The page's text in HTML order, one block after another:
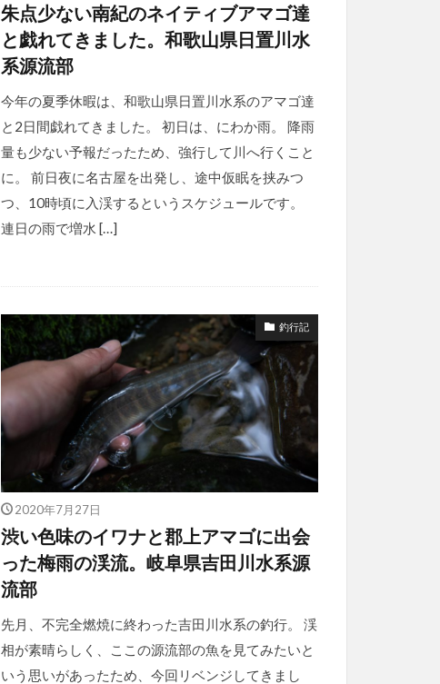
朱点少ない南紀のネイティブアマゴ達
と戯れてきました。和歌山県日置川水
系源流部
今年の夏季休暇は、和歌山県日置川水系のアマゴ達
と2日間戯れてきました。 初日は、にわか雨。 降雨
量も少ない予報だったため、強行して川へ行くこと
に。 前日夜に名古屋を出発し、途中仮眠を挟みつ
つ、10時頃に入渓するというスケジュールです。
連日の雨で増水 […]
釣行記
2020年7月27日
渋い色味のイワナと郡上アマゴに出会
った梅雨の渓流。岐阜県吉田川水系源
流部
先月、不完全燃焼に終わった吉田川水系の釣行。 渓
相が素晴らしく、ここの源流部の魚を見てみたいと
いう思いがあったため、今回リベンジしてきまし